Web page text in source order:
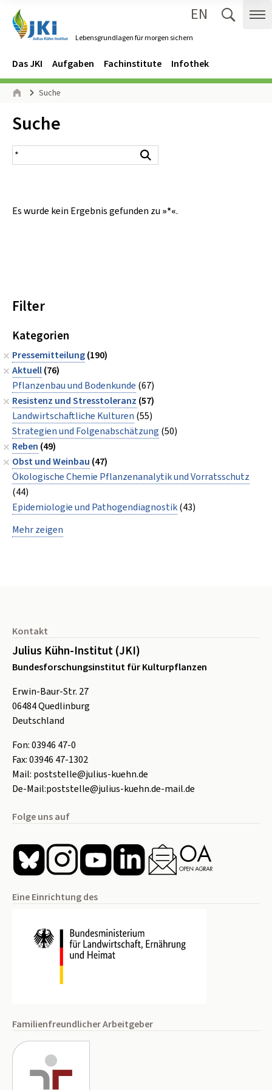
Lebensgrundlagen für morgen sichern
EN
Navigation
Hauptmenü
Das JKI Aufgaben Fachinstitute Infothek
Seitenpfad
Suche
Inhalt:
Suche
Suchergebnis
Es wurde kein Ergebnis gefunden zu »*«.
Filter
Kategorien
Pressemitteilung(190)
Aktuell(76)
Pflanzenbau und Bodenkunde (67)
Resistenz und Stresstoleranz (57)
Landwirtschaftliche Kulturen (55)
Strategien und Folgenabschätzung (50)
Reben (49)
Obst und Weinbau (47)
Ökologische Chemie Pflanzenanalytik und Vorratsschutz
(44)
Epidemiologie und Pathogendiagnostik(43)
Mehr zeigen
Kontakt
Julius Kühn-Institut (JKI)
Bundesforschungsinstitut für Kulturpflanzen
Erwin-Baur-Str. 27
06484Quedlinburg
Deutschland
Fon:03946 47-0
Fax:03946 47-1302
Mail: poststelle@julius-kuehn.de
De-Mail:poststelle@julius-kuehn.de-mail.de
Folge uns auf
Eine Einrichtung des
Familienfreundlicher Arbeitgeber